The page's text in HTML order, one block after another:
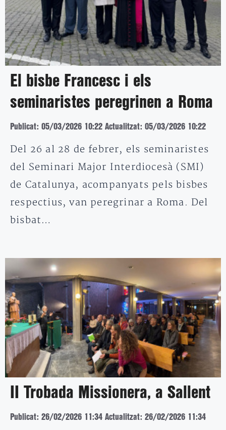
El bisbe Francesc i els
seminaristes peregrinen a Roma
Publicat: 05/03/2026 10:22 Actualitzat: 05/03/2026 10:22
Del 26 al 28 de febrer, els seminaristes
del Seminari Major Interdiocesà (SMI)
de Catalunya, acompanyats pels bisbes
respectius, van peregrinar a Roma. Del
bisbat…
II Trobada Missionera, a Sallent
Publicat: 26/02/2026 11:34 Actualitzat: 26/02/2026 11:34